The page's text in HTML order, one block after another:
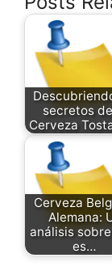
secretos
Cerveza
Cerveza
Alemana:
análisis
es…